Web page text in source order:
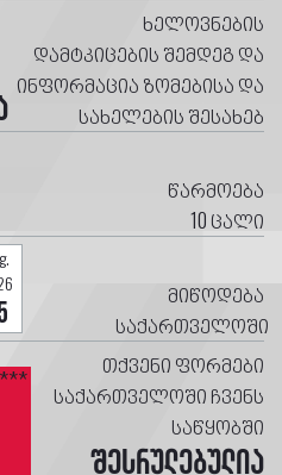
ხელოვნების
დამტკიცების შემდეგ და
ინფორმაცია ზომებისა და
სახელების შესახებ
წარმოება
10 ცალი
მიწოდება
საქართველოში
თქვენი ფორმები
საქართველოში ჩვენს
საწყობში
შესრულებულია